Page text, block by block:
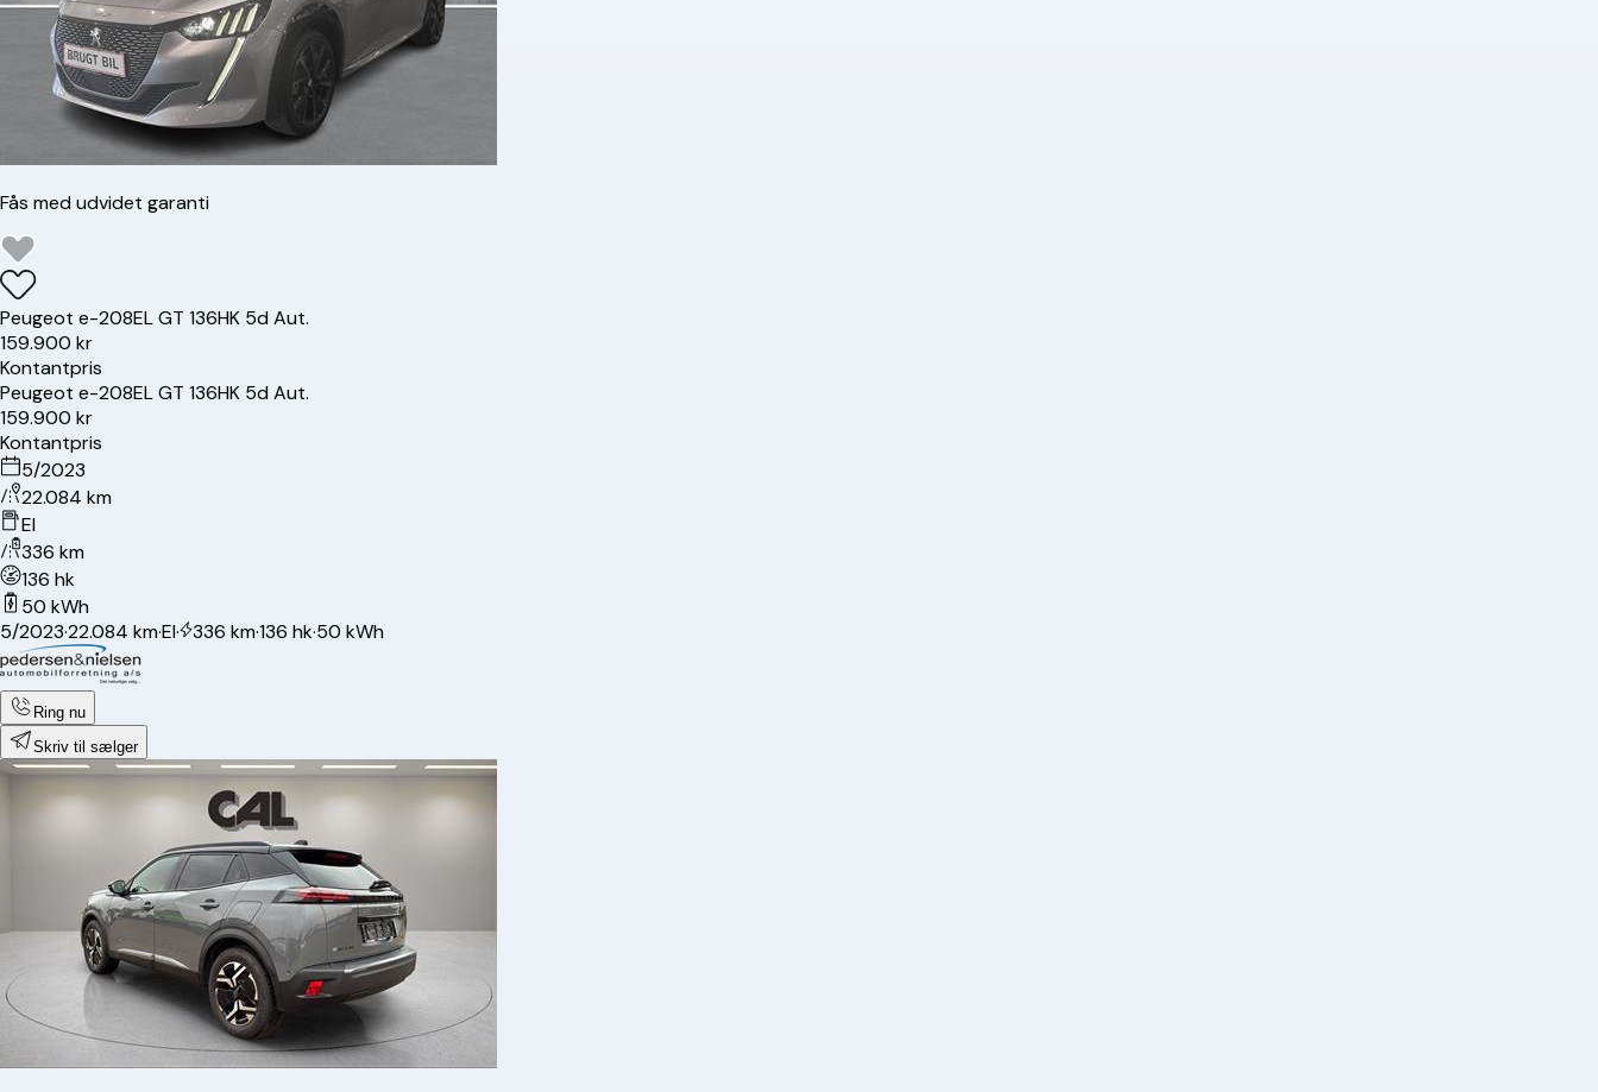
Fås med udvidet garanti
Peugeot e-208EL GT 136HK 5d Aut.
159.900 kr
Kontantpris
Peugeot e-208EL GT 136HK 5d Aut.
159.900 kr
Kontantpris
5/2023
22.084 km
El
336 km
136 hk
50 kWh
5/2023·22.084 km·El· 336 km·136 hk·50 kWh
Ring nu
Skriv til sælger